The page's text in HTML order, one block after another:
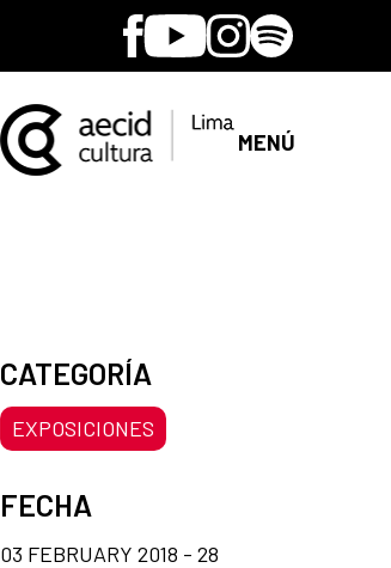
Facebook
YoutubeInstagram
Spotify
MENÚ
CATEGORÍA
EXPOSICIONES
FECHA
03 FEBRUARY 2018 - 28